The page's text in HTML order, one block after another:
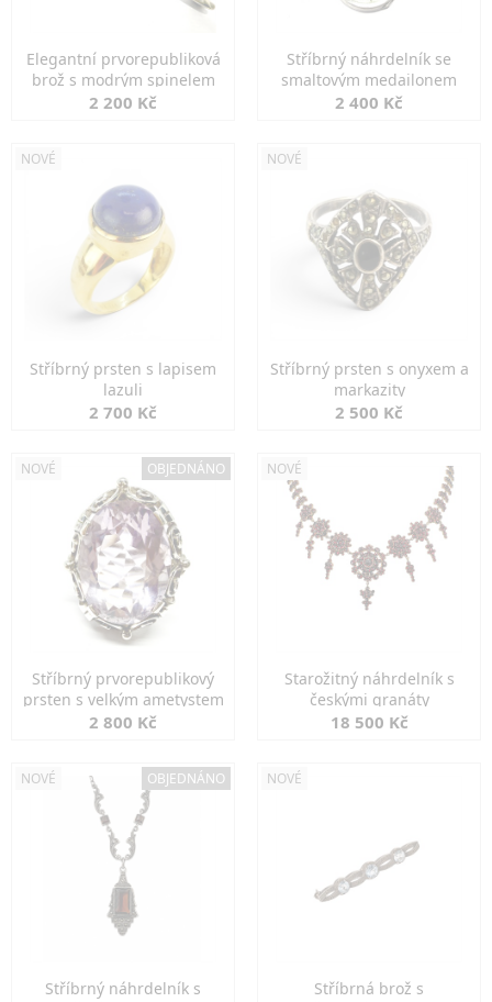
Elegantní prvorepubliková
brož s modrým spinelem
2 200 Kč
Stříbrný náhrdelník se
smaltovým medailonem
2 400 Kč
NOVÉ
Stříbrný prsten s lapisem
lazuli
2 700 Kč
NOVÉ
Stříbrný prsten s onyxem a
markazity
2 500 Kč
NOVÉ OBJEDNÁNO
Stříbrný prvorepublikový
prsten s velkým ametystem
2 800 Kč
NOVÉ
Starožitný náhrdelník s
českými granáty
18 500 Kč
NOVÉ OBJEDNÁNO
Stříbrný náhrdelník s
NOVÉ
Stříbrná brož s